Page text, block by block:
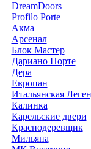
DreamDoors
Profilo Porte
Акма
Арсенал
Блок Мастер
Дариано Порте
Дера
Европан
Итальянская
Калинка
Карельские двери
Краснодеревщик
Мильяна